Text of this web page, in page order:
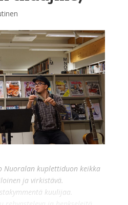
Nuoralan kuplettiduon keikka
ja virkistävä.
kuulijaa.